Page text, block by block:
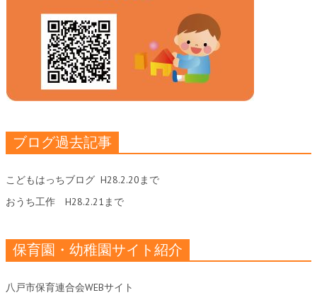
ブログ過去記事
こどもはっちブログ H28.2.20まで
おうち工作 H28.2.21まで
保育園・幼稚園サイト紹介
八戸市保育連合会WEBサイト